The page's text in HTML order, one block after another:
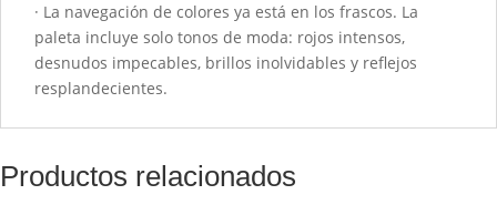
· La navegación de colores ya está en los frascos. La
paleta incluye solo tonos de moda: rojos intensos,
desnudos impecables, brillos inolvidables y reflejos
resplandecientes.
Productos relacionados